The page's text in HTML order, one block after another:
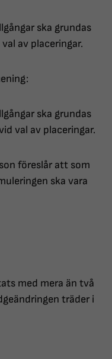
ska grundas
av placeringar.
ska grundas
val av placeringar.
föreslår att som
ska vara
med mera än två
träder i